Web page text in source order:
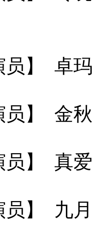
员】
员】
员】
员】 九